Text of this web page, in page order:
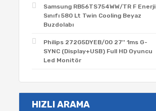
Samsung RB56TS754WW/TR F Enerji
Sınıfı 580 Lt Twin Cooling Beyaz
Buzdolabı
Philips 272G5DYEB/00 27'' 1ms G-
SYNC (Display+USB) Full HD Oyuncu
Led Monitör
HIZLI ARAMA